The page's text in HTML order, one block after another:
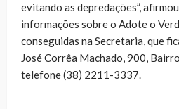
evitando as depredações”,
informações sobre o Adote o
conseguidas na Secretaria, que
José Corrêa Machado, 900,
telefone (38) 2211-3337.